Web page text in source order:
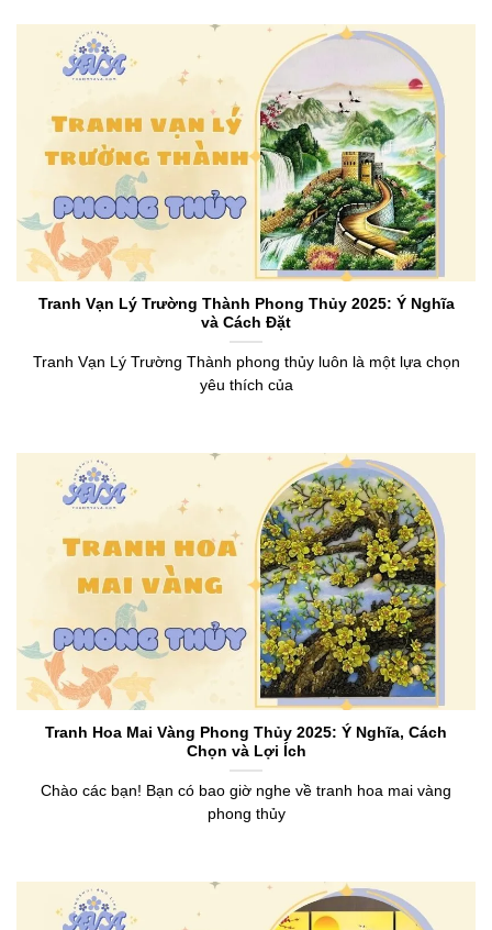
Tranh Vạn Lý Trường Thành Phong Thủy 2025: Ý Nghĩa
và Cách Đặt
Tranh Vạn Lý Trường Thành phong thủy luôn là một lựa chọn
yêu thích của
Tranh Hoa Mai Vàng Phong Thủy 2025: Ý Nghĩa, Cách
Chọn và Lợi Ích
Chào các bạn! Bạn có bao giờ nghe về tranh hoa mai vàng
phong thủy